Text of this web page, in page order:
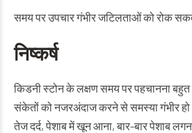
समय पर उपचार गंभीर जटिलताओं को रोक
निष्कर्ष
किडनी स्टोन के लक्षण समय पर पहचानना
संकेतों को नजरअंदाज करने से समस्या गंभीर
तेज दर्द, पेशाब में खून आना, बार-बार पेशाब